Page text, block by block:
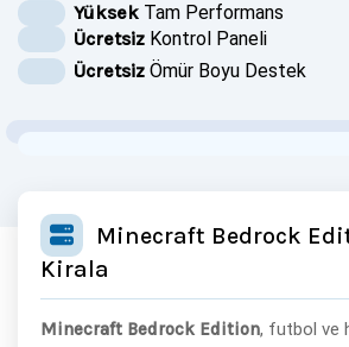
Yüksek Tam Performans
Ücretsiz Kontrol Paneli
Ücretsiz Ömür Boyu Destek
Minecraft Bedrock
Kirala
Minecraft Bedrock Edition, futbol ve